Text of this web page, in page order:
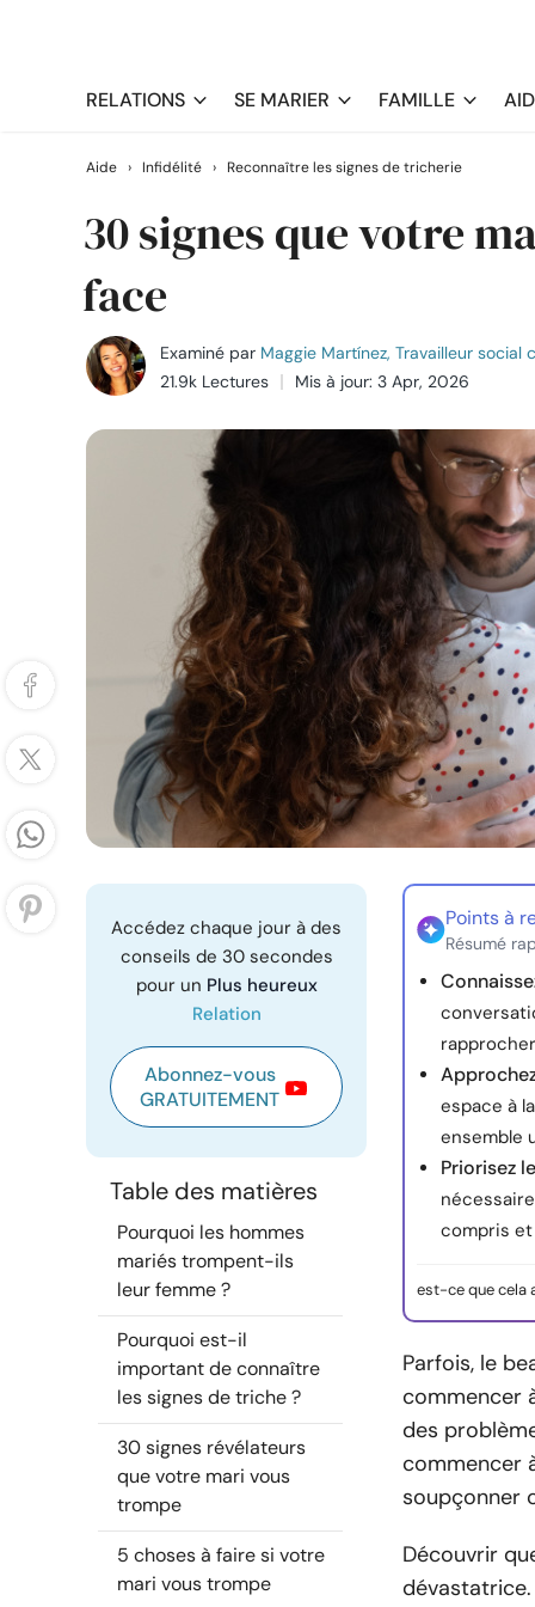
RELATIONS SE MARIER FAMILLE
Aide › Infidélité › Reconnaître les signes de tricherie
30 signes que votre
face
Examiné par Maggie Martínez, Travailleur social
21.9k Lectures
Mis à jour: 3 Apr, 2026
Accédez chaque jour à des
conseils de 30 secondes
pour un Plus heureux
Relation
Abonnez-vous
GRATUITEMENT
Table des matières
Pourquoi les hommes
mariés trompent-ils
leur femme ?
Pourquoi est-il
important de connaître
les signes de triche ?
30 signes révélateurs
que votre mari vous
trompe
5 choses à faire si votre
mari vous trompe
Points à
Résumé
espace à
ensemble
Priorisez
compris
est-ce que cela
Parfois, le
commencer
des
commencer
soupçonner
Découvrir